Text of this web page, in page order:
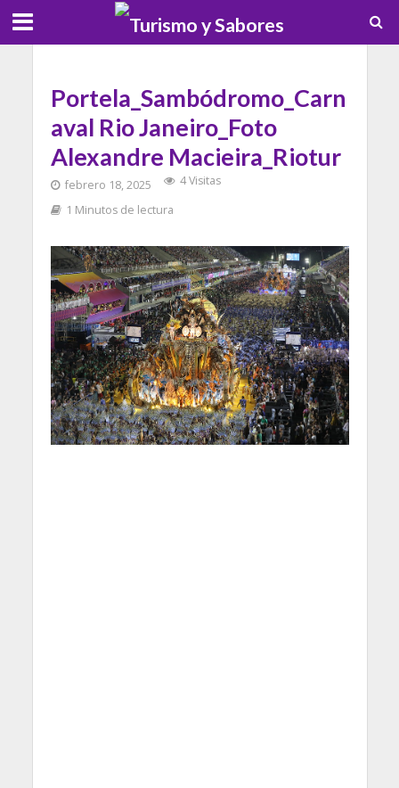
Portela_Sambódromo_Carn
aval Rio Janeiro_Foto
Alexandre Macieira_Riotur
febrero 18, 2025
4 Visitas
1 Minutos de lectura